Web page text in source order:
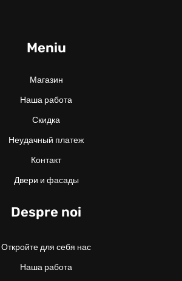
Meniu
Магазин
Наша работа
Скидка
Неудачный платеж
Контакт
Двери и фасады
Despre noi
Откройте для себя нас
Наша работа